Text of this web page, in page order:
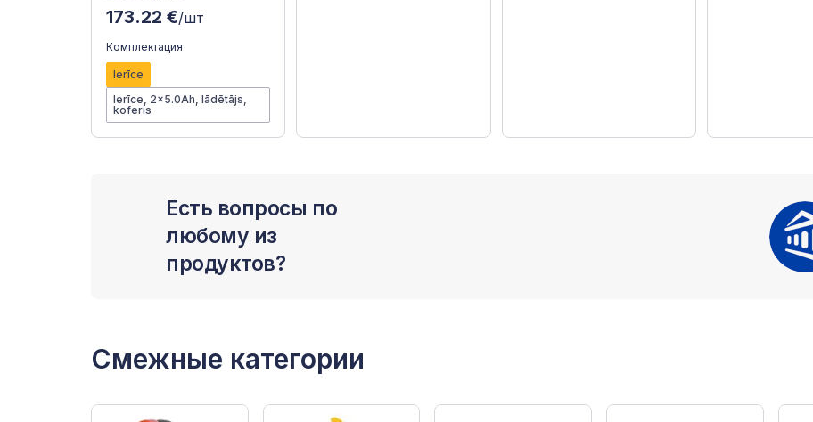
173.22 €/шт
Комплектация
Ierīce
Ierīce, 2x5.0Ah, lādētājs,
koferis
Есть вопросы по
любому из
продуктов?
Смежные категории